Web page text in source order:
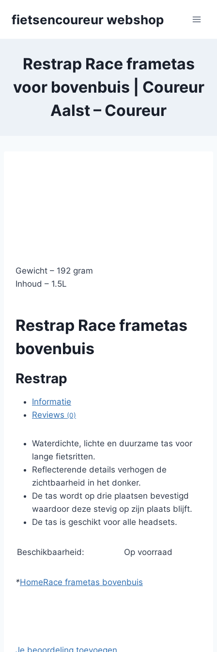
fietsencoureur webshop
Restrap Race frametas
voor bovenbuis | Coureur
Aalst – Coureur
Gewicht – 192 gram
Inhoud – 1.5L
Restrap Race frametas
bovenbuis
Restrap
Informatie
Reviews (0)
Waterdichte, lichte en duurzame tas voor
lange fietsritten.
Reflecterende details verhogen de
zichtbaarheid in het donker.
De tas wordt op drie plaatsen bevestigd
waardoor deze stevig op zijn plaats blijft.
De tas is geschikt voor alle headsets.
Beschikbaarheid: Op voorraad
*HomeRace frametas bovenbuis
Je beoordeling toevoegen